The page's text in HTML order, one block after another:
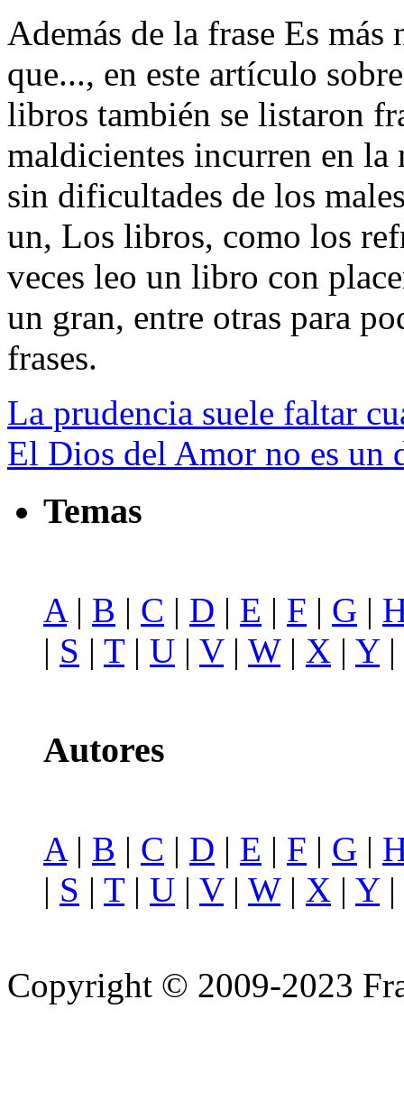
Además de la frase Es más
que..., en este artículo
libros también se listaron
maldicientes incurren en
sin dificultades de los
un, Los libros, como los
veces leo un libro con
un gran, entre otras para
frases.
La prudencia suele faltar
El Dios del Amor no es un
Temas
A| B | C | D | E | F | G |
| S | T| U | V| W| X | Y|
Autores
A | B | C | D | E | F | G |
| S | T| U | V| W| X | Y|
Copyright © 2009-2023